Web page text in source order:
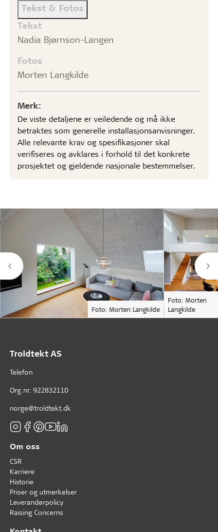
Tekst & Fotos
Tekst
Nadia Bjørnson-Langen
Fotos
Morten Langkilde
Merk:
De viste detaljene er veiledende og må ikke
betraktes som generelle installasjonsanvisninger.
Alle relevante krav og spesifikasjoner skal
verifiseres og avklares i forhold til det konkrete
prosjektet og gjeldende nasjonale bestemmelser.
Foto: Morten Langkilde
Foto: Morten
Langkilde
Troldtekt AS
Telefon
Org.nr. 922832110
norge@troldtekt.dk
Om oss
CSR
Karriere
Historie
Priser og utmerkelser
Leverandørpolicy
Raising Concerns